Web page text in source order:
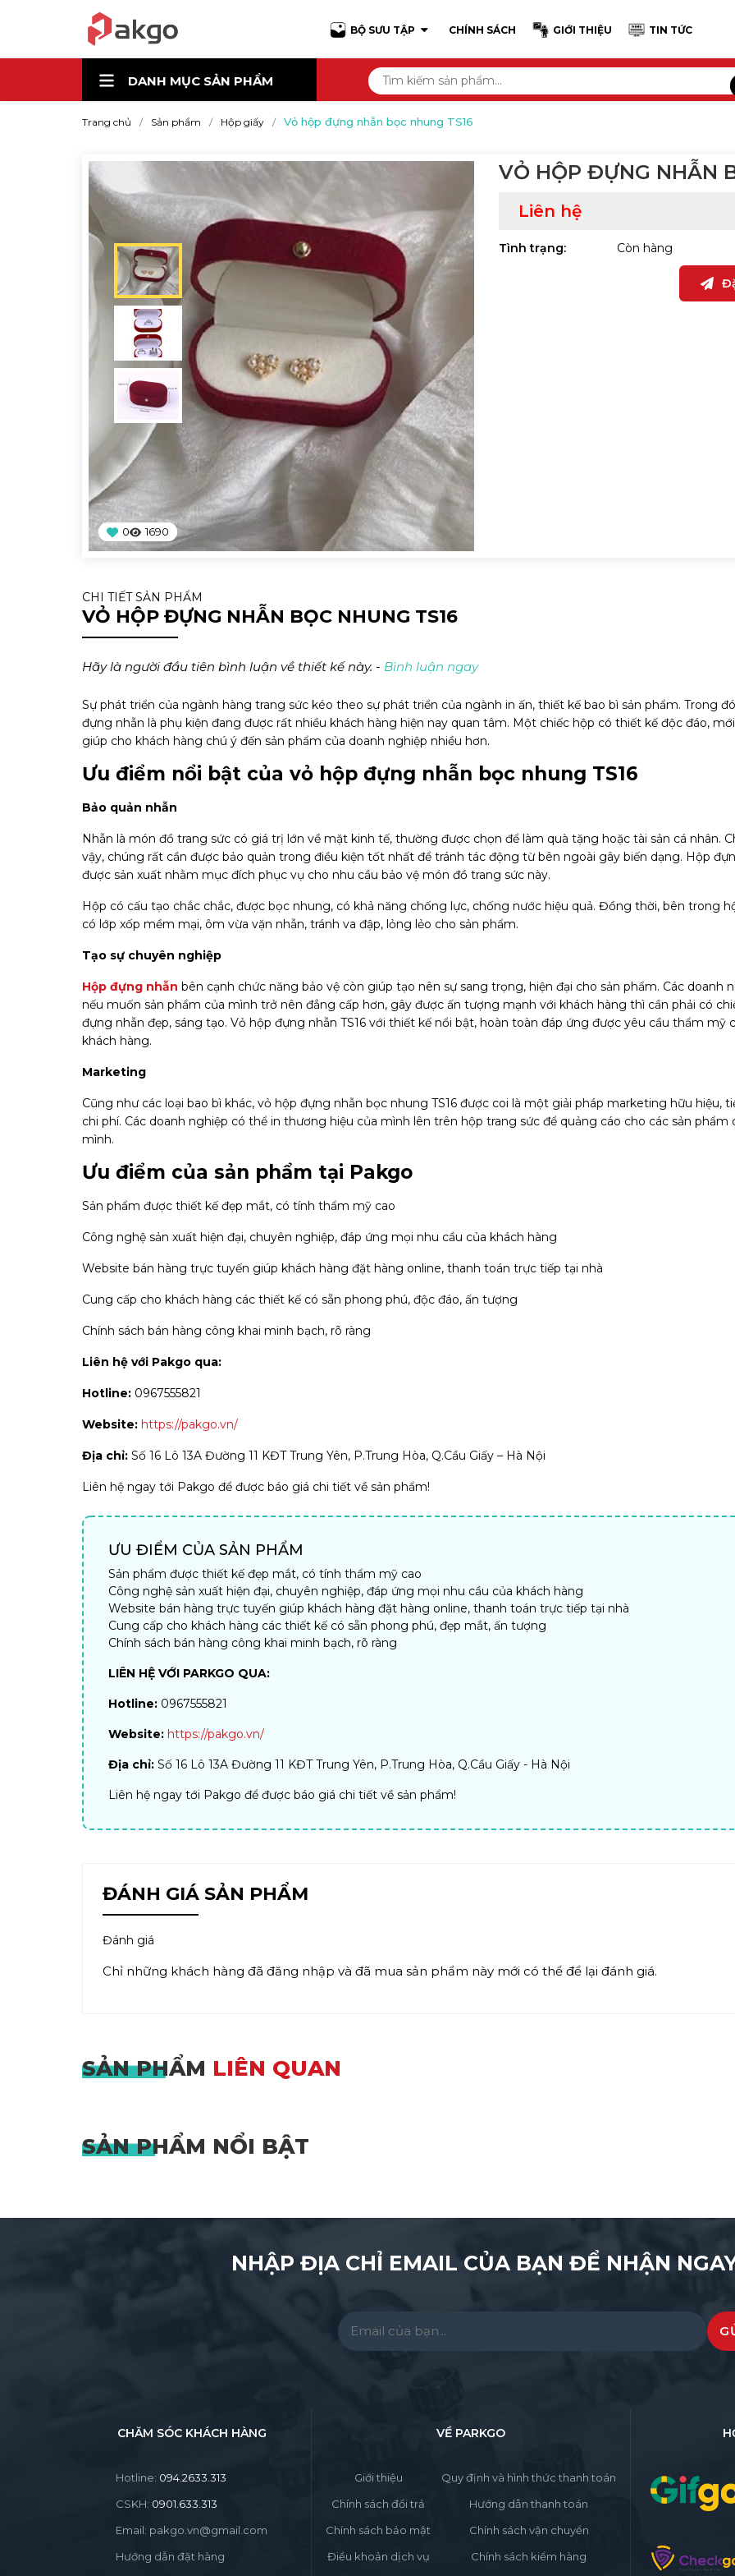
BỘ SƯU TẬP CHÍNH SÁCH GIỚI THIỆU TIN TỨC
DANH MỤC SẢN PHẨM
Trang chủ Sản phẩm Hộp giấy Vỏ hộp đựng nhẫn bọc nhung TS16
0 1690
VỎ HỘP ĐỰNG NHẪN
Liên hệ
Tình trạng: Còn hàng
CHI TIẾT SẢN PHẨM
VỎ HỘP ĐỰNG NHẪN BỌC NHUNG TS16
Hãy là người đầu tiên bình luận về thiết kế này. - Bình luận ngay
Sự phát triển của ngành hàng trang sức kéo theo sự phát triển của ngành in ấn, thiết kế bao bì sản phẩm. Trong
đựng nhẫn là phụ kiện đang được rất nhiều khách hàng hiện nay quan tâm. Một chiếc hộp có thiết kế độc đáo,
giúp cho khách hàng chú ý đến sản phẩm của doanh nghiệp nhiều hơn.
Ưu điểm nổi bật của vỏ hộp đựng nhẫn bọc nhung TS16
Bảo quản nhẫn
Nhẫn là món đồ trang sức có giá trị lớn về mặt kinh tế, thường được chọn để làm quà tặng hoặc tài sản cá nhân.
vậy, chúng rất cần được bảo quản trong điều kiện tốt nhất để tránh tác động từ bên ngoài gây biến dạng. Hộp
được sản xuất nhằm mục đích phục vụ cho nhu cầu bảo vệ món đồ trang sức này.
Hộp có cấu tạo chắc chắc, được bọc nhung, có khả năng chống lực, chống nước hiệu quả. Đồng thời, bên trong
có lớp xốp mềm mại, ôm vừa vặn nhẫn, tránh va đập, lỏng lẻo cho sản phẩm.
Tạo sự chuyên nghiệp
Hộp đựng nhẫn bên cạnh chức năng bảo vệ còn giúp tạo nên sự sang trọng, hiện đại cho sản phẩm. Các doanh
nếu muốn sản phẩm của mình trở nên đẳng cấp hơn, gây được ấn tượng mạnh với khách hàng thì cần phải có
đựng nhẫn đẹp, sáng tạo. Vỏ hộp đựng nhẫn TS16 với thiết kế nổi bật, hoàn toàn đáp ứng được yêu cầu thẩm mỹ
khách hàng.
Marketing
Cũng như các loại bao bì khác, vỏ hộp đựng nhẫn bọc nhung TS16 được coi là một giải pháp marketing hữu hiệu,
chi phí. Các doanh nghiệp có thể in thương hiệu của mình lên trên hộp trang sức để quảng cáo cho các sản phẩm
mình.
Ưu điểm của sản phẩm tại Pakgo
Sản phẩm được thiết kế đẹp mắt, có tính thẩm mỹ cao
Công nghệ sản xuất hiện đại, chuyên nghiệp, đáp ứng mọi nhu cầu của khách hàng
Website bán hàng trực tuyến giúp khách hàng đặt hàng online, thanh toán trực tiếp tại nhà
Cung cấp cho khách hàng các thiết kế có sẵn phong phú, độc đáo, ấn tượng
Chính sách bán hàng công khai minh bạch, rõ ràng
Liên hệ với Pakgo qua:
Hotline: 0967555821
Website: https://pakgo.vn/
Địa chỉ: Số 16 Lô 13A Đường 11 KĐT Trung Yên, P.Trung Hòa, Q.Cầu Giấy – Hà Nội
Liên hệ ngay tới Pakgo để được báo giá chi tiết về sản phẩm!
ƯU ĐIỂM CỦA SẢN PHẨM
Sản phẩm được thiết kế đẹp mắt, có tính thẩm mỹ cao
Công nghệ sản xuất hiện đại, chuyên nghiệp, đáp ứng mọi nhu cầu của khách hàng
Website bán hàng trực tuyến giúp khách hàng đặt hàng online, thanh toán trực tiếp tại nhà
Cung cấp cho khách hàng các thiết kế có sẵn phong phú, đẹp mắt, ấn tượng
Chính sách bán hàng công khai minh bạch, rõ ràng
LIÊN HỆ VỚI PARKGO QUA:
Hotline: 0967555821
Website: https://pakgo.vn/
Địa chỉ: Số 16 Lô 13A Đường 11 KĐT Trung Yên, P.Trung Hòa, Q.Cầu Giấy - Hà Nội
Liên hệ ngay tới Pakgo để được báo giá chi tiết về sản phẩm!
ĐÁNH GIÁ SẢN PHẨM
Đánh giá
Chỉ những khách hàng đã đăng nhập và đã mua sản phẩm này mới có thể để lại đánh giá.
SẢN PHẨM LIÊN QUAN
SẢN PHẨM NỔI BẬT
NHẬP ĐỊA CHỈ EMAIL CỦA BẠN ĐỂ NHẬN
Please leave this field empty.
CHĂM SÓC KHÁCH HÀNG
Hotline: 094.2633.313
CSKH: 0901.633.313
Email: pakgo.vn@gmail.com
Hướng dẫn đặt hàng
VỀ PARKGO
Giới thiệu
Chính sách đổi trả
Chính sách bảo mật
Điều khoản dịch vụ
Quy định và hình thức thanh toán
Hướng dẫn thanh toán
Chính sách vận chuyển
Chính sách kiểm hàng